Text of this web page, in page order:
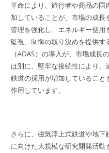
革命により、旅行者や商品の
加していることが、市場の成
管理を強化し、エネルギー使用
監視、制御の取り決めを提供
（ADAS）の導入が、市場成長
は別に、堅牢な接続性により
鉄道の採用が増加していること
作用しています。
さらに、磁気浮上式鉄道や地
に向けた大規模な研究開発活